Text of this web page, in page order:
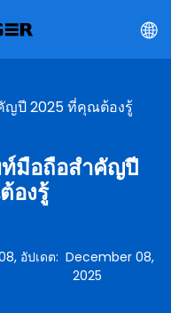
ญปี 2025 ที่คุณต้องรู้
มือถือสำคัญปี
องรู้
อัปเดต: December 08,
2025